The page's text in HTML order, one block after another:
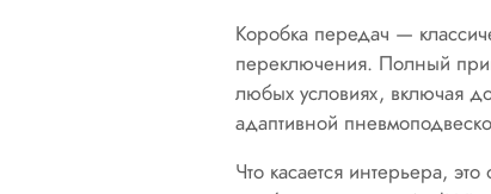
Коробка передач —
переключения. Полный
любых условиях, включая
адаптивной
Что касается интерьера,